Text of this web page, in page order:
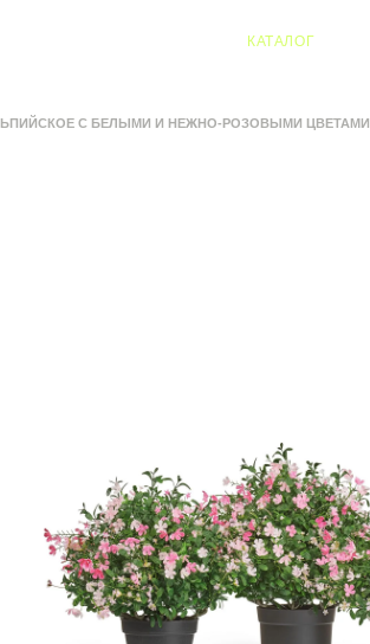
КАТАЛОГ
С БЕЛЫМИ И НЕЖНО-РОЗОВЫМИ ЦВЕТАМИ